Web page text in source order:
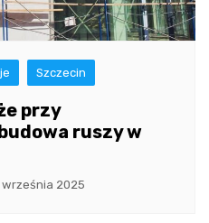
Szczecin
przy
ruszy w
września 2025